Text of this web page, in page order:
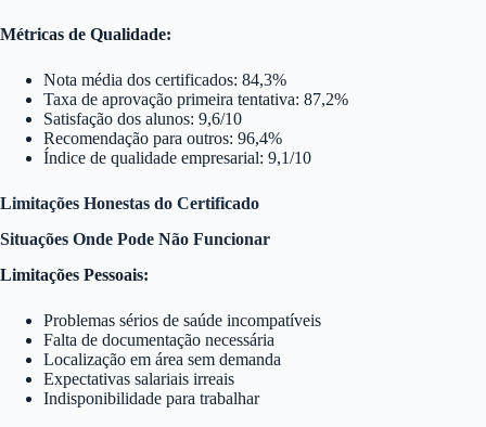
Métricas de Qualidade:
Nota média dos certificados: 84,3%
Taxa de aprovação primeira tentativa: 87,2%
Satisfação dos alunos: 9,6/10
Recomendação para outros: 96,4%
Índice de qualidade empresarial: 9,1/10
Limitações Honestas do Certificado
Situações Onde Pode Não Funcionar
Limitações Pessoais:
Problemas sérios de saúde incompatíveis
Falta de documentação necessária
Localização em área sem demanda
Expectativas salariais irreais
Indisponibilidade para trabalhar